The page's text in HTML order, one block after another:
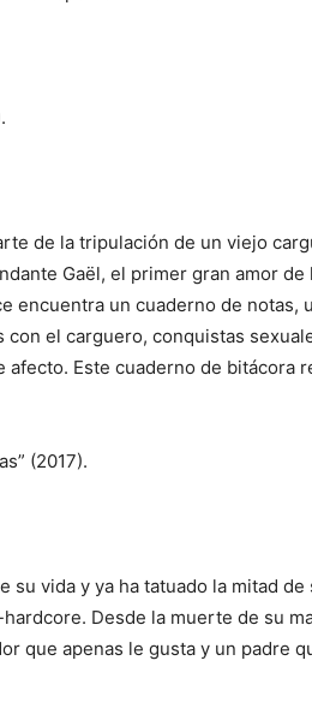
de la tripulación de un viejo
Gaël, el primer gran amor de
encuentra un cuaderno de notas,
el carguero, conquistas
afecto. Este cuaderno de bitácora
(2017).
su vida y ya ha tatuado la mitad
Desde la muerte de su
que apenas le gusta y un padre